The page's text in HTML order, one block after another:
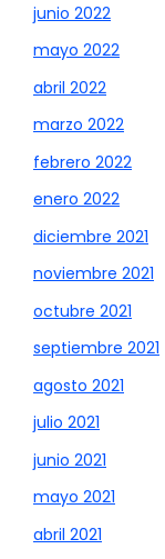
junio 2022
mayo 2022
abril 2022
marzo 2022
febrero 2022
enero 2022
diciembre 2021
noviembre 2021
octubre 2021
septiembre 2021
agosto 2021
julio 2021
junio 2021
mayo 2021
abril 2021